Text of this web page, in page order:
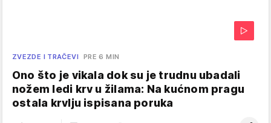
ZVEZDE I TRAČEVI PRE 6 MIN
Ono što je vikala dok su je trudnu ubadali
nožem ledi krv u žilama: Na kućnom pragu
ostala krvlju ispisana poruka